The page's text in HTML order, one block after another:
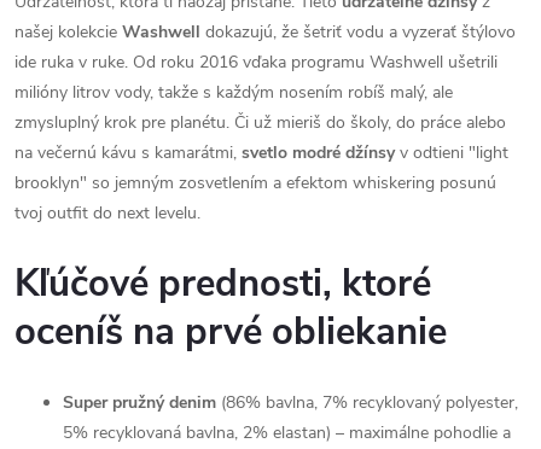
našej kolekcie Washwell dokazujú, že šetriť vodu a vyzerať štýlovo
ide ruka v ruke. Od roku 2016 vďaka programu Washwell ušetrili
milióny litrov vody, takže s každým nosením robíš malý, ale
zmysluplný krok pre planétu. Či už mieriš do školy, do práce alebo
na večernú kávu s kamarátmi, svetlo modré džínsyv odtieni "light
brooklyn" so jemným zosvetlením a efektom whiskering posunú
tvoj outfit do next levelu.
Kľúčové prednosti, ktoré
oceníš na prvé obliekanie
Super pružný denim (86% bavlna, 7% recyklovaný polyester,
5% recyklovaná bavlna, 2% elastan) – maximálne pohodlie a